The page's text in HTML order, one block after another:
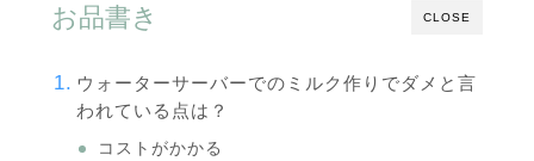
CLOSE
お品書き
ウォーターサーバーでのミルク作りでダメと言
われている点は？
コストがかかる